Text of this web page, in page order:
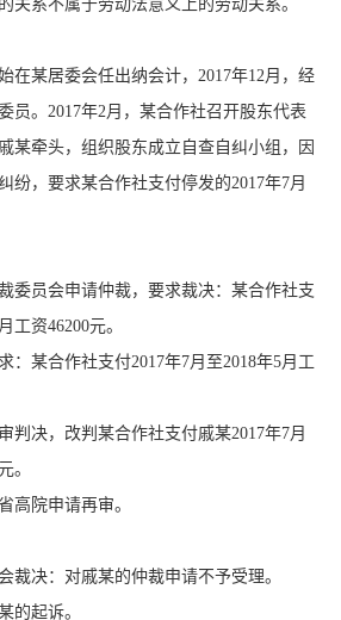
关系不属于劳动法意义上的劳动关系。
在某居委会任出纳会计，2017年12月，经
员。2017年2月，某合作社召开股东代表
某牵头，组织股东成立自查自纠小组，因
纷，要求某合作社支付停发的2017年7月
委员会申请仲裁，要求裁决：某合作社支
工资46200元。
：某合作社支付2017年7月至2018年5月工
判决，改判某合作社支付戚某2017年7月
。
高院申请再审。
裁决：对戚某的仲裁申请不予受理。
的起诉。